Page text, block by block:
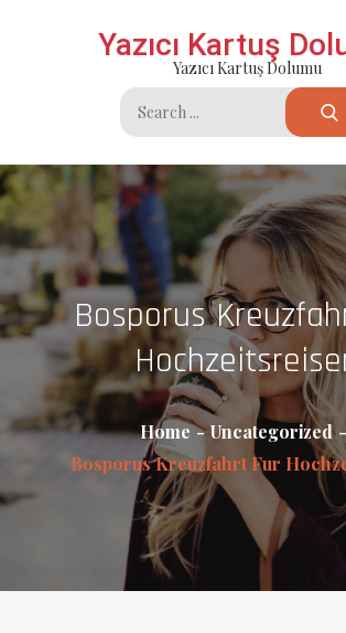
Yazıcı Kartuş
Yazıcı Kartuş Dolumu
Search
for:
Bosporus
Home
Uncategorized
Bosporus Kreuzfahrt Fur